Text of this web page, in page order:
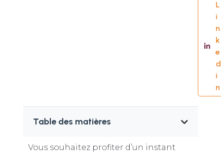
L
i
n
k
e
d
i
n
Table des matières
Vous souhaitez profiter d’un instant